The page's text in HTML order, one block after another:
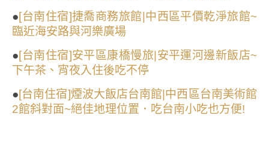
●[台南住宿]捷喬商務旅館|中西區平價乾淨旅館~
臨近海安路與河樂廣場
●[台南住宿]安平區康橋慢旅|安平運河邊新飯店~
下午茶、宵夜入住後吃不停
●[台南住宿]煙波大飯店台南館|中西區台南美術館
2館斜對面~絕佳地理位置．吃台南小吃也方便!